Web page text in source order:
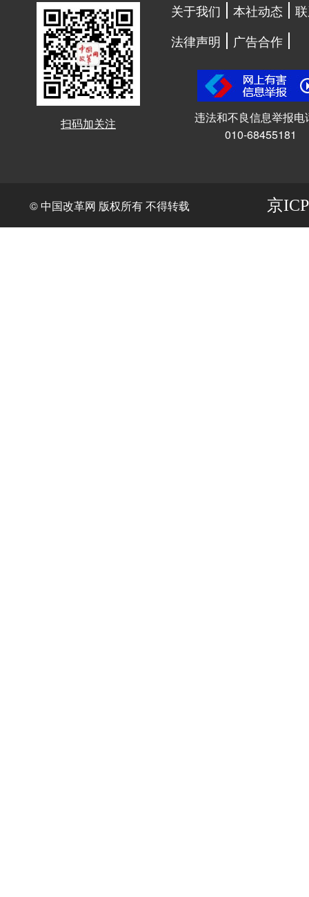
扫码加关注
关于我们 本社动态
法律声明
广告合作
违法和不良信息举报电
010-68455181
© 中国改革网 版权所有 不得转载 京